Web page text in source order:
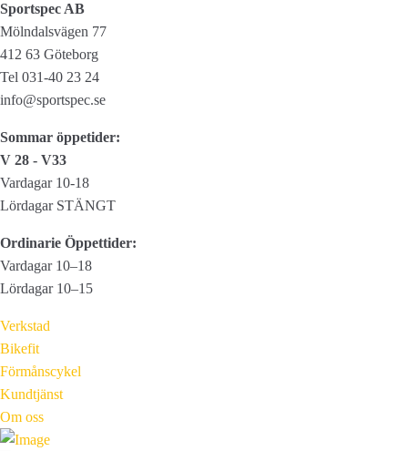
Sportspec AB
Mölndalsvägen 77
412 63 Göteborg
Tel 031-40 23 24
info@sportspec.se
Sommar öppetider:
V 28 - V33
Vardagar 10-18
Lördagar STÄNGT
Ordinarie Öppettider:
Vardagar 10–18
Lördagar 10–15
Verkstad
Bikefit
Förmånscykel
Kundtjänst
Om oss